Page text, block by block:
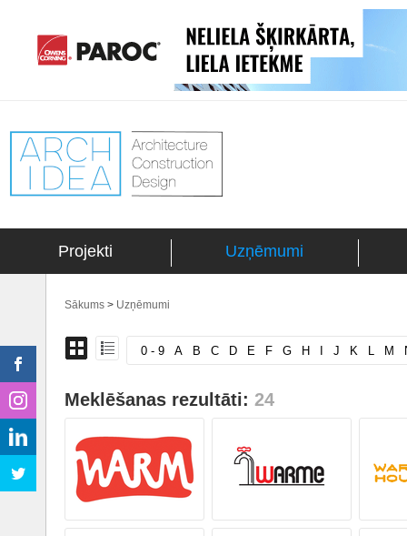
Projekti Uzņēmumi
Sākums > Uzņēmumi
0 - 9 A B C D E F G H J K L M
Meklēšanas rezultāti: 24